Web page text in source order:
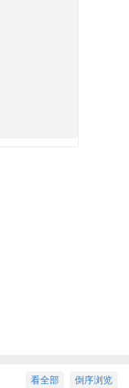
倒序浏览
看全部